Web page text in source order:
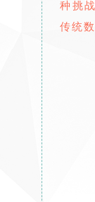
种挑
传统